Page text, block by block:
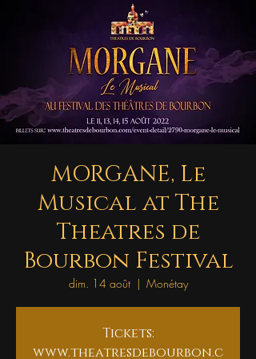
MORGANE, Le
Musical at The
Theatres de
Bourbon Festival
dim. 14 août
  |
Monétay
Tickets:
www.theatresdebourbon.c